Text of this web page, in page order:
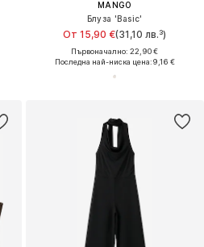
MANGO
Блуза 'Basic'
От 15,90 €(31,10 лв.³)
Първоначално: 22,90 €
Последна най-ниска цена:9,16 €